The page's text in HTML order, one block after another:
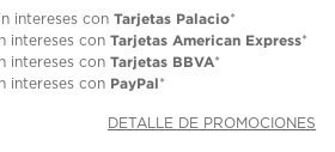
intereses con Tarjetas Palacio*
intereses con Tarjetas American Express*
intereses con Tarjetas BBVA*
intereses con PayPal*
DETALLE DE PROMOCIONES